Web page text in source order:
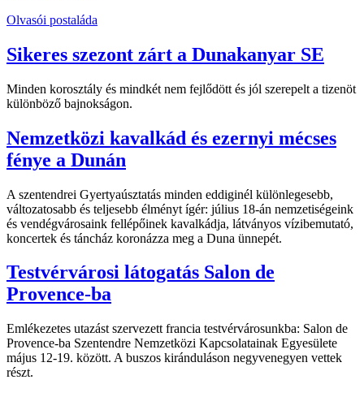
Olvasói postaláda
Sikeres szezont zárt a Dunakanyar SE
Minden korosztály és mindkét nem fejlődött és jól szerepelt a tizenöt
különböző bajnokságon.
Nemzetközi kavalkád és ezernyi mécses
fénye a Dunán
A szentendrei Gyertyaúsztatás minden eddiginél különlegesebb,
változatosabb és teljesebb élményt ígér: július 18-án nemzetiségeink
és vendégvárosaink fellépőinek kavalkádja, látványos vízibemutató,
koncertek és táncház koronázza meg a Duna ünnepét.
Testvérvárosi látogatás Salon de
Provence-ba
Emlékezetes utazást szervezett francia testvérvárosunkba: Salon de
Provence-ba Szentendre Nemzetközi Kapcsolatainak Egyesülete
május 12-19. között. A buszos kiránduláson negyvenegyen vettek
részt.